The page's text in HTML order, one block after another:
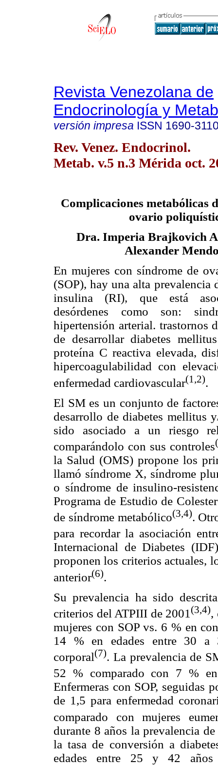
Revista Venezolana de
Endocrinología y
versión impresa ISSN 1690-
Rev. Venez. Endocrinol.
Metab. v.5 n.3 Mérida oct.
Complicaciones metabólicas
ovario
Dra. Imperia Brajkovich
Alexander
En mujeres con síndrome de
(SOP), hay una alta prevalencia
insulina (RI), que está
desórdenes como son:
hipertensión arterial. trastornos
de desarrollar diabetes
proteína C reactiva elevada,
hipercoagulabilidad con
enfermedad cardiovascular(1,2).
El SM es un conjunto de
desarrollo de diabetes mellitus
sido asociado a un riesgo
comparándolo con sus controles
la Salud (OMS) propone los
llamó síndrome X, síndrome
o síndrome de insulino-
Programa de Estudio de
de síndrome metabólico(3,4).
para recordar la asociación
Internacional de Diabetes
proponen los criterios actuales,
anterior(6).
Su prevalencia ha sido
criterios del ATPIII de 2001 (3,4),
mujeres con SOP vs. 6 % en
14 % en edades entre 30 a
corporal(7). La prevalencia de
52 % comparado con 7 %
Enfermeras con SOP, seguidas
de 1,5 para enfermedad
comparado con mujeres
durante 8 años la prevalencia
la tasa de conversión a
edades entre 25 y 42